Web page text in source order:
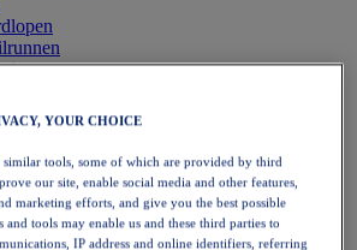
bh's
YOUR CHOICE
similar tools, some of which are provided by third
our site, enable social media and other features,
marketing efforts, and give you the best possible
and tools may enable us and these third parties to
IP address and online identifiers, referring